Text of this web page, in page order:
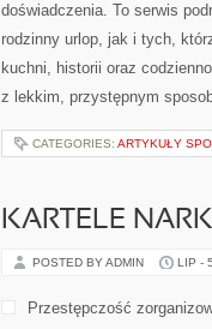
doświadczenia. To serwis
rodzinny urlop, jak i tych,
kuchni, historii oraz
z lekkim, przystępnym
CATEGORIES: ARTYKUŁY
KARTELE
POSTED BY ADMIN LIP -
Przestępczość